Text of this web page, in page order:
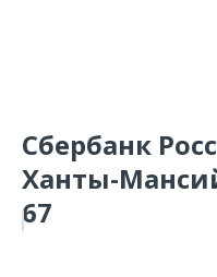
Сбербанк
Ханты-
67